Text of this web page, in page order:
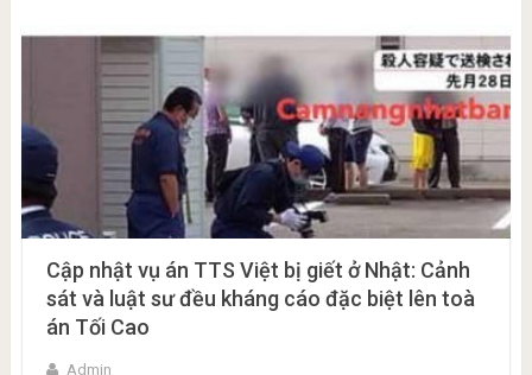
Cập nhật vụ án TTS Việt bị giết ở Nhật: Cảnh
sát và luật sư đều kháng cáo đặc biệt lên toà
án Tối Cao
Admin